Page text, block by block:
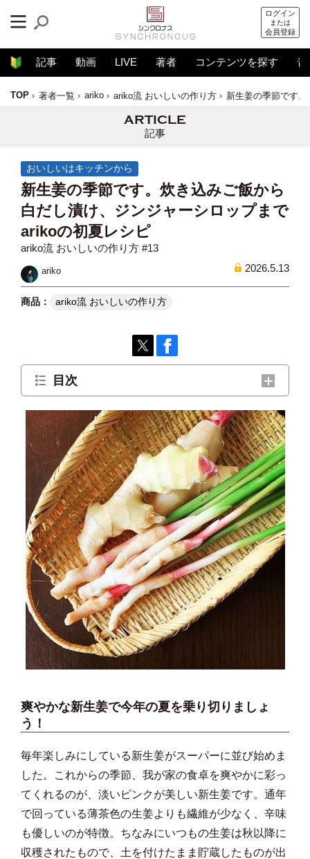
ログイン
または
会員登録
記事 動画 LIVE 著者 コンテンツを探す 音
TOP 著者一覧 ariko ariko流 おいしいの作り方 新生姜の季節です
記事
おいしいはキッチンから
新生姜の季節です。炊き込みご飯から
白だし漬け、ジンジャーシロップまで
arikoの初夏レシピ
ariko流 おいしいの作り⽅ #13
ariko 2026.5.13
ariko流 おいしいの作り方
目次
爽やかな新生姜で今年の夏を乗り切りましょ
豚バラ肉巻きで初夏のおつまみに
香りを楽しむ炊き込みご飯
作っておくと便利な「万能薬味」
「作り方を教えて」と言われる白だし漬け
自家製ジンジャーシロップのつくり方
爽やかな新生姜で今年の夏を乗り切りましょ
う！
毎年楽しみにしている新生姜がスーパーに並び始めま
した。これからの季節、我が家の食卓を爽やかに彩っ
てくれるのが、淡いピンクが美しい新生姜です。通年
で回っている薄茶色の生姜よりも繊維が少なく、辛味
も優しいのが特徴。ちなみにいつもの生姜は秋以降に
収穫されたもので、土を付けたまま貯蔵したものが出